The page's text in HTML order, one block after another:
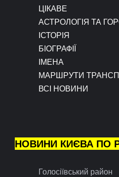
ЦІКАВЕ
АСТРОЛОГІЯ ТА
ІСТОРІЯ
БІОГРАФІЇ
ІМЕНА
МАРШРУТИ
ВСІ НОВИНИ
НОВИНИ КИЄВА ПО
Голосіївський район